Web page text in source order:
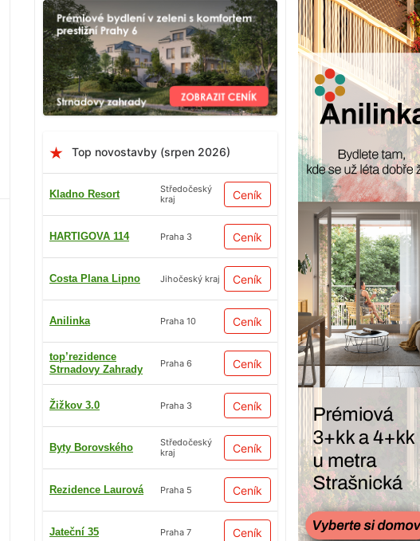
Top novostavby (srpen 2026)
Kladno Resort
Středočeský
kraj
Ceník
HARTIGOVA 114 Praha 3 Ceník
Costa Plana Lipno Jihočeský kraj Ceník
Anilinka Praha 10 Ceník
top’rezidence
Strnadovy Zahrady
Praha 6 Ceník
Žižkov 3.0 Praha 3 Ceník
Byty Borovského
Středočeský
kraj
Ceník
Rezidence Laurová Praha 5 Ceník
Jateční 35 Praha 7 Ceník